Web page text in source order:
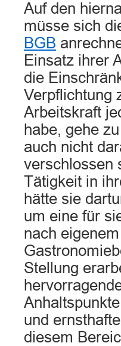
Auf den
müsse sich
BGB
Einsatz ihrer
die
Verpflichtung
Arbeitskraft
habe, gehe
auch nicht
verschlossen
Tätigkeit in
hätte sie
um eine für
nach
Stellung
und
diesem